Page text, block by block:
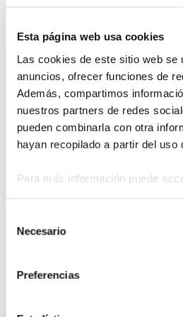
Esta página web usa cookies
Las cookies de este sitio web
anuncios, ofrecer funciones de
Además, compartimos
nuestros partners de redes
pueden combinarla con otra
hayan recopilado a partir del
Para más información puede
Necesario
Preferencias
Noticias